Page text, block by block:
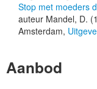
Stop met moeders
auteur Mandel, D.
Amsterdam,
Aanbod